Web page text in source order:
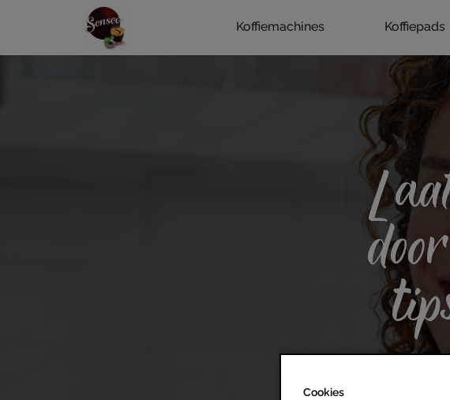
Koffiemachines Koffiepads
Cookies